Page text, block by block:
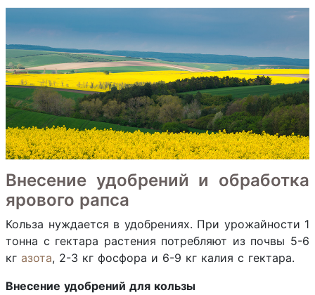
Внесение удобрений и обработка
ярового рапса
Кольза нуждается в удобрениях. При урожайности 1
тонна с гектара растения потребляют из почвы 5-6
кг азота, 2-3 кг фосфора и 6-9 кг калия с гектара.
Внесение удобрений для кользы